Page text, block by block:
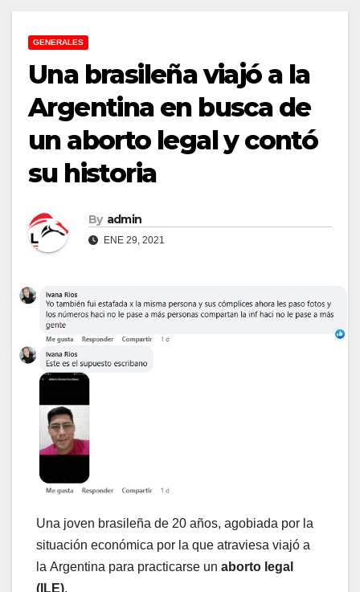
GENERALES
Una brasileña viajó a la
Argentina en busca de
un aborto legal y contó
su historia
By admin
ENE 29, 2021
Una joven brasileña de 20 años, agobiada por la
situación económica por la que atraviesa viajó a
la Argentina para practicarse un aborto legal
(ILE).